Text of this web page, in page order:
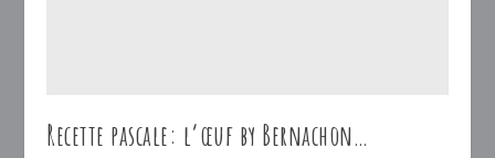
Recette pascale: l’œuf by Bernachon…